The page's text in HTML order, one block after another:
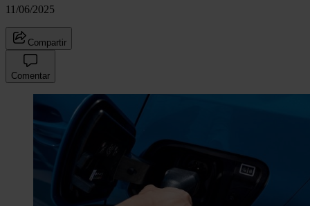
11/06/2025
Compartir
Comentar